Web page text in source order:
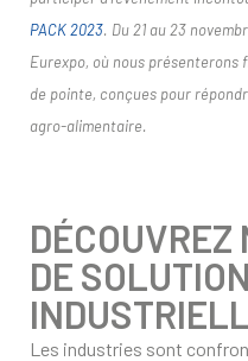
PACK 2023. Du 21 au 23
Eurexpo, où nous
de pointe, conçues pour
agro-alimentaire.
DÉCOUVREZ
DE
Les industries sont